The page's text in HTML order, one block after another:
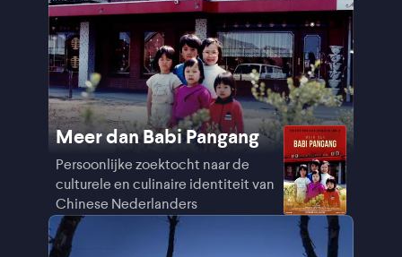
Meer dan Babi Pangang
Persoonlijke zoektocht naar de
culturele en culinaire identiteit van
Chinese Nederlanders